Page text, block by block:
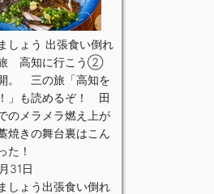
しょう 出張食い倒れ
高知に行こう➁
。 三の旅「高知を
」も読めるぞ！ 田
のメラメラ燃え上が
焼きの舞台裏はこん
た！
31日
しょう出張食い倒れ